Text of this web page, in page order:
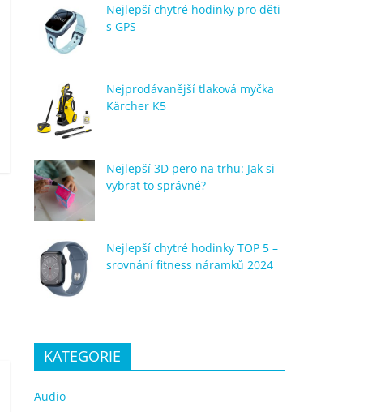
Nejlepší chytré hodinky pro děti
s GPS
Nejprodávanější tlaková myčka
Kärcher K5
Nejlepší 3D pero na trhu: Jak si
vybrat to správné?
Nejlepší chytré hodinky TOP 5 –
srovnání fitness náramků 2024
KATEGORIE
Audio